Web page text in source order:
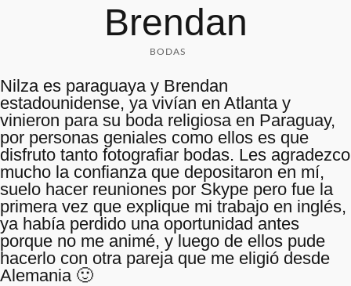
Brendan
BODAS
Nilza es paraguaya y Brendan
estadounidense, ya vivían en Atlanta y
vinieron para su boda religiosa en Paraguay,
por personas geniales como ellos es que
disfruto tanto fotografiar bodas. Les agradezco
mucho la confianza que depositaron en mí,
suelo hacer reuniones por Skype pero fue la
primera vez que explique mi trabajo en inglés,
ya había perdido una oportunidad antes
porque no me animé, y luego de ellos pude
hacerlo con otra pareja que me eligió desde
Alemania 🙂